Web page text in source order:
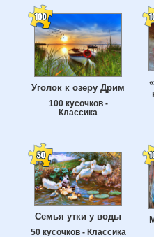
Уголок к озеру Дрим
100 кусочков -
Классика
Семья утки у воды
50 кусочков - Классика